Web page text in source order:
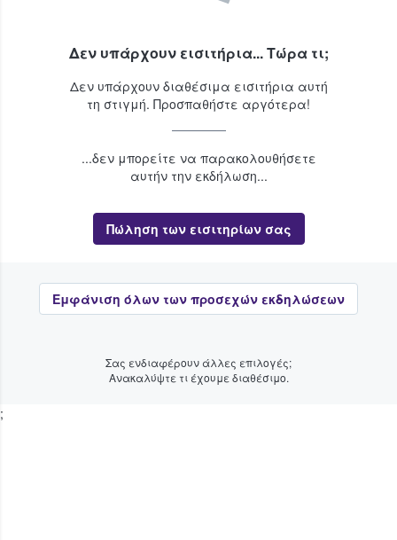
Δεν υπάρχουν εισιτήρια... Τώρα τι;
Δεν υπάρχουν διαθέσιμα εισιτήρια αυτή
τη στιγμή. Προσπαθήστε αργότερα!
...δεν μπορείτε να παρακολουθήσετε
αυτήν την εκδήλωση...
Πώληση των εισιτηρίων σας
Εμφάνιση όλων των προσεχών εκδηλώσεων
Σας ενδιαφέρουν άλλες επιλογές;
Ανακαλύψτε τι έχουμε διαθέσιμο.
;